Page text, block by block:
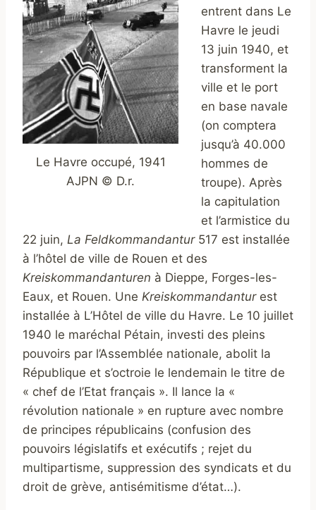
Le Havre occupé, 1941
AJPN © D.r.
entrent dans Le
Havre le jeudi
13 juin 1940, et
transforment la
ville et le port
en base navale
(on comptera
jusqu’à 40.000
hommes de
troupe). Après
la capitulation
et l’armistice du
22 juin, La Feldkommandantur 517 est installée
à l’hôtel de ville de Rouen et des
Kreiskommandanturen à Dieppe, Forges-les-
Eaux, et Rouen. Une Kreiskommandanturest
installée à L’Hôtel de ville du Havre. Le 10 juillet
1940 le maréchal Pétain, investi des pleins
pouvoirs par l’Assemblée nationale, abolit la
République et s’octroie le lendemain le titre de
« chef de l’Etat français ». Il lance la «
révolution nationale » en rupture avec nombre
de principes républicains (confusion des
pouvoirs législatifs et exécutifs ; rejet du
multipartisme, suppression des syndicats et du
droit de grève, antisémitisme d’état…).